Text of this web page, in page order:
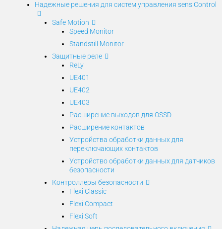
Надежные решения для систем управления sens:Control
Safe Motion
Speed Monitor
Standstill Monitor
Защитные реле
ReLy
UE401
UE402
UE403
Расширение выходов для OSSD
Расширение контактов
Устройства обработки данных для
переключающих контактов
Устройство обработки данных для датчиков
безопасности
Контроллеры безопасности
Flexi Classic
Flexi Compact
Flexi Soft